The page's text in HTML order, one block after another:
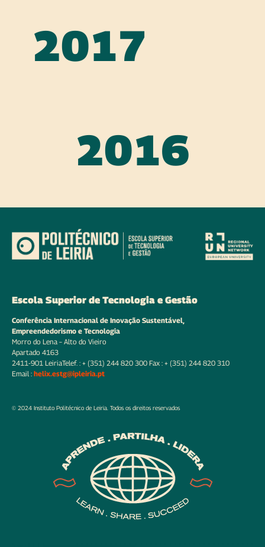
2017
2016
Escola Superior de Tecnologia e Gestão
Conferência Internacional de Inovação Sustentável,
Empreendedorismo e Tecnologia
Morro do Lena – Alto do Vieiro
Apartado 4163
2411-901 LeiriaTelef. : + (351) 244 820 300 Fax : + (351) 244 820 310
Email : helix.estg@ipleiria.pt
© 2024 Instituto Politécnico de Leiria. Todos os direitos reservados